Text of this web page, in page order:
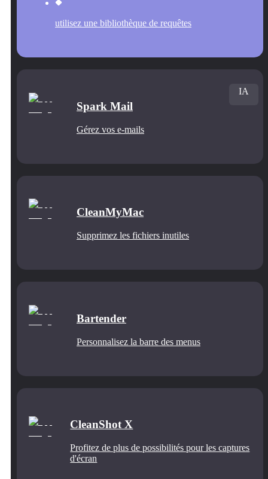
utilisez une bibliothèque de requêtes
Spark Mail
Gérez vos e-mails
IA
CleanMyMac
Supprimez les fichiers inutiles
Bartender
Personnalisez la barre des menus
CleanShot X
Profitez de plus de possibilités pour les captures
d'écran